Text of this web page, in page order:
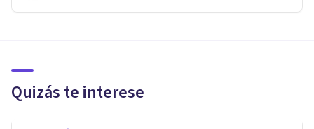
Quizás te interese